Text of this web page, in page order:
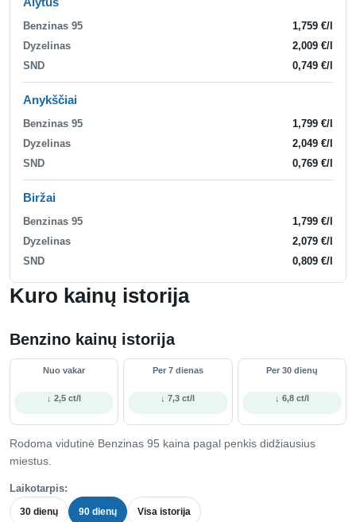
Kuro kainų istorija
Benzino kainų istorija
Nuo vakar
↓ 2,5 ct/l
Per 7 dienas
↓ 7,3 ct/l
Per 30 dienų
↓ 6,8 ct/l
Rodoma vidutinė Benzinas 95 kaina pagal penkis didžiausius
miestus.
Laikotarpis:
30 dienų 90 dienų Visa istorija
Benzinas 95
1,759 €/l
Dyzelinas
2,009 €/l
SND
0,749 €/l
Anykščiai
Benzinas 95
1,799 €/l
Dyzelinas
2,049 €/l
SND
0,769 €/l
Biržai
Benzinas 95
1,799 €/l
Dyzelinas
2,079 €/l
SND
0,809 €/l